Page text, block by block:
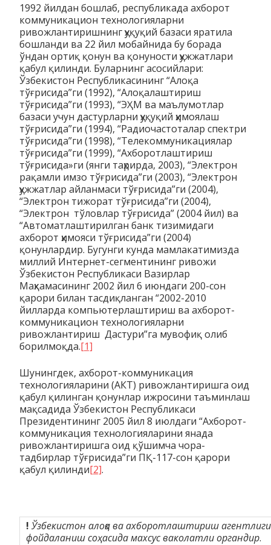
1992 йилдан бошлаб, республикада ахборот
коммуникацион технологияларни
ривожлантиришнинг ҳуқуқий базаси яратила
бошланди ва 22 йил мобайнида бу борада
ўндан ортиқ қонун ва қонуности ҳужжатлари
қабул қилинди. Буларнинг асосийлари:
Ўзбекистон Республикасининг “Алоқа
тўғрисида”ги (1992), “Алоқалаштириш
тўғрисида”ги (1993), “ЭҲМ ва маълумотлар
базаси учун дастурларни ҳуқуқий ҳимоялаш
тўғрисида”ги (1994), “Радиочастоталар спектри
тўғрисида”ги (1998), “Телекоммуникациялар
тўғрисида”ги (1999), “Ахборотлаштириш
тўғрисида»ги (янги таҳрирда, 2003), “Электрон
рақамли имзо тўғрисида”ги (2003), “Электрон
ҳужжатлар айланмаси тўғрисида”ги (2004),
“Электрон тижорат тўғрисида”ги (2004),
“Электрон тўловлар тўғрисида” (2004 йил) ва
“Автоматлаштирилган банк тизимидаги
ахборот ҳимояси тўғрисида”ги (2004)
қонунлардир. Бугунги кунда мамлакатимизда
миллий Интернет-сегментининг ривожи
Ўзбекистон Республикаси Вазирлар
Маҳкамасининг 2002 йил 6 июндаги 200-сон
қарори билан тасдиқланган “2002-2010
йилларда компьютерлаштириш ва ахборот-
коммуникацион технологияларни
ривожлантириш Дастури”га мувофиқ олиб
борилмоқда.[1]
Шунингдек, ахборот-коммуникация
технологияларини (АКТ) ривожлантиришга оид
қабул қилинган қонунлар ижросини таъминлаш
мақсадида Ўзбекистон Республикаси
Президентининг 2005 йил 8 июлдаги “Ахборот-
коммуникация технологияларини янада
ривожлантиришга оид қўшимча чора-
тадбирлар тўғрисида”ги ПҚ-117-сон қарори
қабул қилинди[2].
! Ўзбекистон алоқа ва ахборотлаштириш
фойдаланиш соҳасида махсус ваколатли органдир.